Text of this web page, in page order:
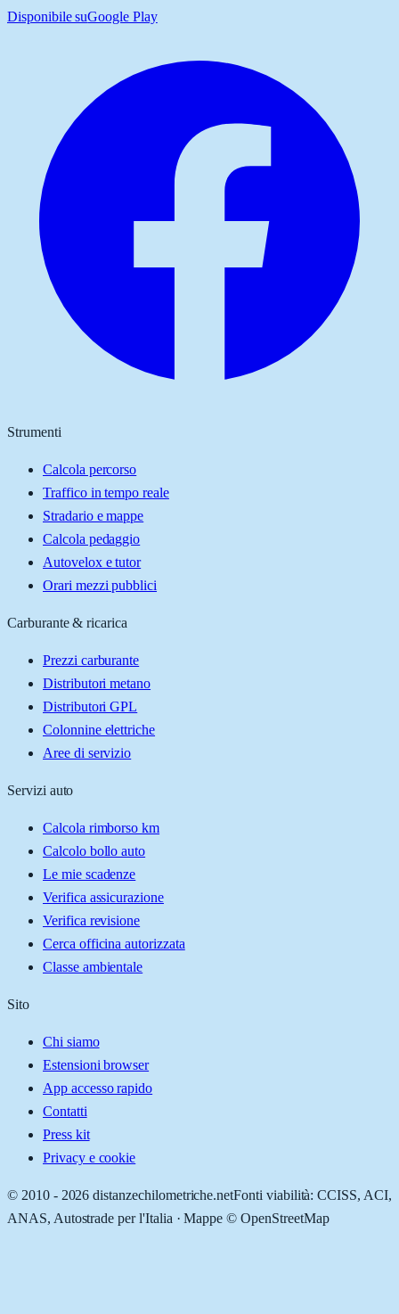
Disponibile suGoogle Play
Strumenti
Calcola percorso
Traffico in tempo reale
Stradario e mappe
Calcola pedaggio
Autovelox e tutor
Orari mezzi pubblici
Carburante & ricarica
Prezzi carburante
Distributori metano
Distributori GPL
Colonnine elettriche
Aree di servizio
Servizi auto
Calcola rimborso km
Calcolo bollo auto
Le mie scadenze
Verifica assicurazione
Verifica revisione
Cerca officina autorizzata
Classe ambientale
Sito
Chi siamo
Estensioni browser
App accesso rapido
Contatti
Press kit
Privacy e cookie
© 2010 - 2026 distanzechilometriche.netFonti viabilità: CCISS, ACI,
ANAS, Autostrade per l'Italia · Mappe © OpenStreetMap